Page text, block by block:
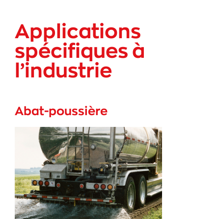
Applications
spécifiques à
l’industrie
Abat-poussière